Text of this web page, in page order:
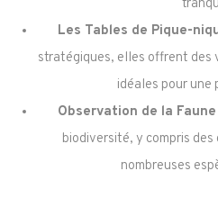
Les Tables de Pique-
stratégiques, elles offrent des
idéales pour une
Observation de la Faune
biodiversité, y compris
nombreuses